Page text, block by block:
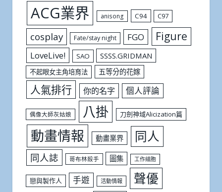
ACG業界 anisong C94 C97
cosplay Fate/stay night FGO Figure
LoveLive! SAO SSSS.GRIDMAN
不起眼女主角培育法 五等分的花嫁
人氣排行 你的名字 個人評論
偶像大師灰姑娘 八掛 刀劍神域Alicization篇
動畫情報 動畫業界 同人
同人誌 哥布林殺手 圖集 工作細胞
戀與製作人 手遊 活動情報 聲優